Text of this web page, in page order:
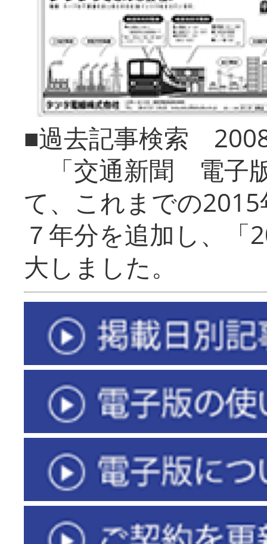
■過去記事検索
「交通新聞 電子
て、これまでの
７年分を追加し、「
大しまし